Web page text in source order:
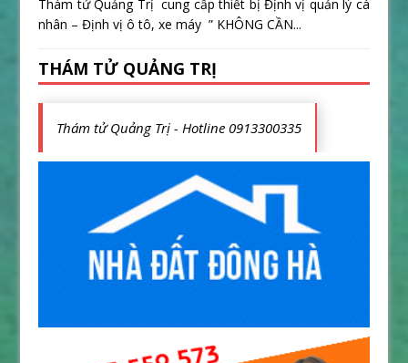
Thám tử Quảng Trị cung cấp thiết bị Định vị quản lý cá
nhân – Định vị ô tô, xe máy ” KHÔNG CẦN...
THÁM TỬ QUẢNG TRỊ
Thám tử Quảng Trị - Hotline 0913300335